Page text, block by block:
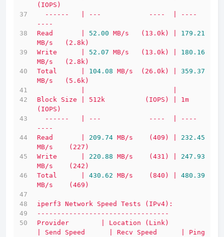
(IOPS)
------
--- ----
----
----
Read
52.00 MB/s (13.0k)
179.21
MB/s
(2.8k)
Write
52.07 MB/s (13.0k)
180.16
MB/s
(2.8k)
Total
104.08 MB/s (26.0k)
359.37
MB/s
(5.6k)
Block
Size 512k (IOPS)
1m
(IOPS)
------
--- ----
----
----
Read
209.74 MB/s (409)
232.45
MB/s
(227)
Write
220.88 MB/s (431)
247.93
MB/s
(242)
Total
430.62 MB/s (840)
480.39
MB/s
(469)
iperf3 Network Speed Tests
(IPv4):
---------------------------------
Provider
Location
(Link)
Send Speed Recv Speed Ping